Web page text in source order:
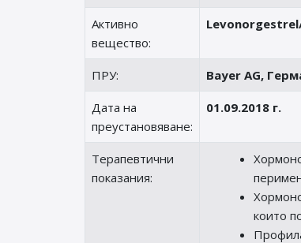
Активно
вещество:
ПРУ: Bayer AG,
Дата на
преустановяване:
01.09.2018 г.
Терапевтични
показания:
които